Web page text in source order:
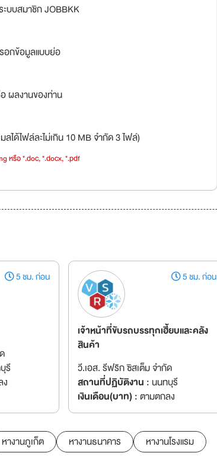
ะบบสมาชิก JOBBKK
อกข้อมูลแบบย่อ
ผลงานของท่าน
ได้ไฟล์ละไม่เกิน 10 MB จำกัด 3 ไฟล์)
หรือ *.doc, *.docx, *.pdf
5 ชม. ก่อน
รี
5 ชม. ก่อน
เจ้าหน้าที่ขับรถบรรทุกเฮี้ยบและคลัง
สินค้า
วี.เอส. รีฟริก ซิสเต็ม จำกัด
สถานที่ปฏิบัติงาน : นนทบุรี
เงินเดือน(บาท) :ตามตกลง
หางานภูเก็ต หางานธนาคาร หางานโรงแรม